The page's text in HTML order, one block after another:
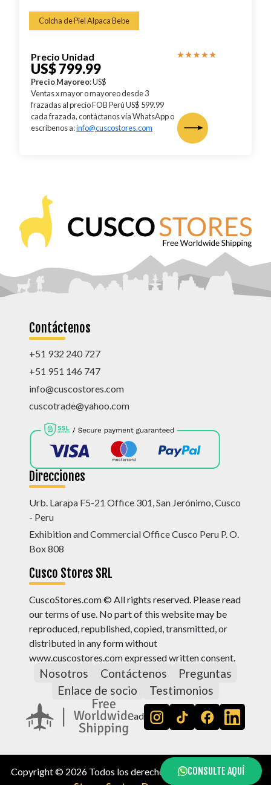
Colcha de Piel Alpaca Bebe
Precio Unidad
US$ 799.99
Precio Mayoreo: US$
Ventas x mayor o mayoreo desde 3
frazadas al precio FOB Perú US$ 599.99
cada frazada, contáctanos vía WhatsApp o
escríbenos a:info@cuscostores.com
Contáctenos
+51 932 240 727
+51 951 146 747
info@cuscostores.com
cuscotrade@yahoo.com
Direcciones
Urb. Larapa F5-21 Office 301, San Jerónimo, Cusco
- Peru
Exhibition and Commercial Office Cusco Peru P. O.
Box 808
Cusco Stores SRL
CuscoStores.com © All rights reserved. Please read
our terms of use. No part of this website may be
reproduced, republished, copied, transmitted, or
distributed in any form without
www.cuscostores.com expressed written consent.
Nosotros Contáctenos
Preguntas
Enlace de socio
Testimonios
ad
Copyright © 2026 Todos los derechos reservados, byCusco
CONSULTE AQUÍ